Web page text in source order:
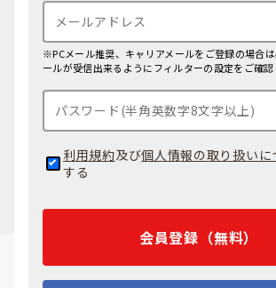
※PCメール推奨、キャリアメールをご登録の場合
ールが受信出来るようにフィルターの設定をご確認
利用規約及び個人情報の取り扱いに
する
会員登録（無料）